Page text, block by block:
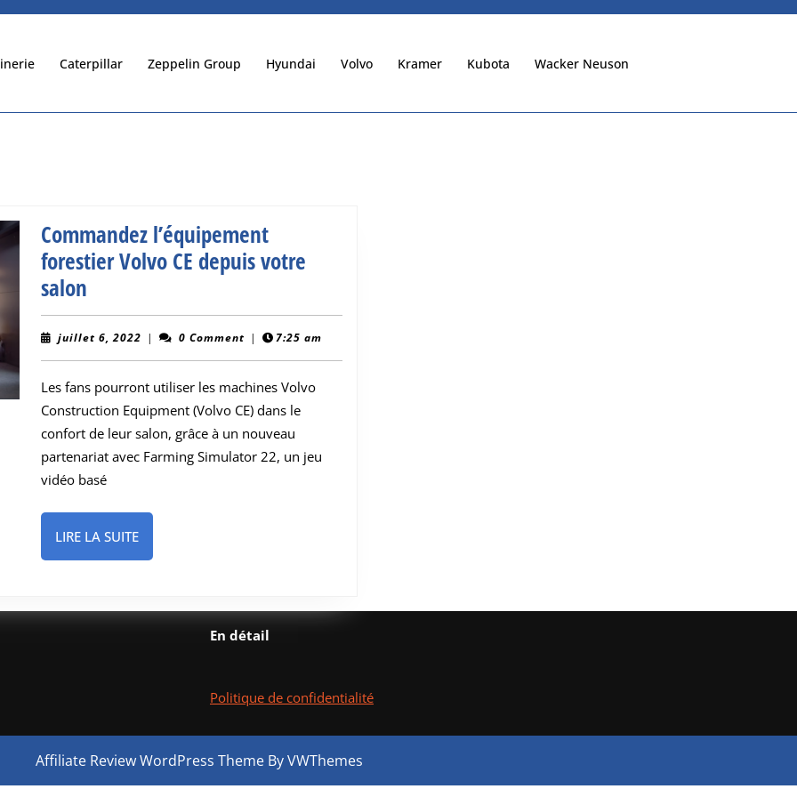
Caterpillar Zeppelin Group Hyundai Volvo Kramer Kubota Wacker Neuson
Commandez l’équipement
forestier Volvo CE depuis votre
salon
l’équipement
forestier
Volvo
CE
depuis
votre
salon
juillet 6, 2022 juillet
| 0 Comment | 7:25 am
Les fans pourront utiliser les machines Volvo
Construction Equipment (Volvo CE) dans le
confort de leur salon, grâce à un nouveau
partenariat avec Farming Simulator 22, un jeu
vidéo basé
LIRE LA SUITELIRE
LA
En détail
Politique de confidentialité
Affiliate Review WordPress Theme By VWThemes